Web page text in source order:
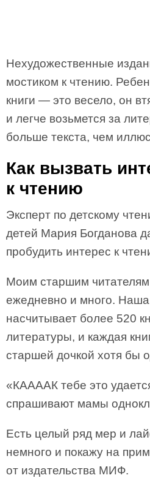
Нехудожественные
мостиком к чтению.
книги — это весело, он
и легче возьмется за
больше текста, чем
Как вызвать
к чтению
Эксперт по детскому
детей Мария Богданова
пробудить интерес к
Моим старшим
ежедневно и много. Наша
насчитывает более 520
литературы, и каждая
старшей дочкой хотя бы
«КААААК тебе это
спрашивают мамы
Есть целый ряд мер и
немного и покажу на
от издательства МИФ.⠀